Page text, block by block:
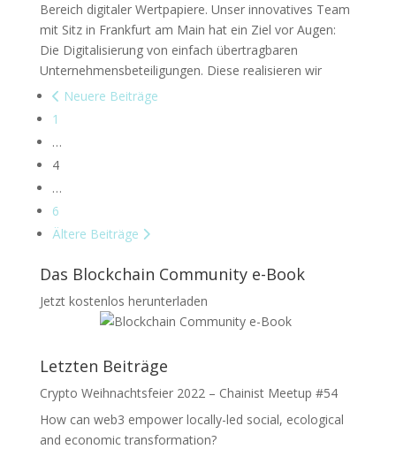
Bereich digitaler Wertpapiere. Unser innovatives Team
mit Sitz in Frankfurt am Main hat ein Ziel vor Augen:
Die Digitalisierung von einfach übertragbaren
Unternehmensbeteiligungen. Diese realisieren wir
durch ein rechtliches und technisches Rahmenwerk,
das auf der Blockchain-Technologie basiert.
Investoren wie dem börsennotierten VC Finlab AG, der
Maschmeyer Group
Posts
navigation
Neuere Beiträge
1
…
4
…
6
Ältere Beiträge
Das Blockchain Community e-Book
Jetzt kostenlos herunterladen
Letzten Beiträge
Crypto Weihnachtsfeier 2022 – Chainist Meetup #54
How can web3 empower locally-led social, ecological
and economic transformation?